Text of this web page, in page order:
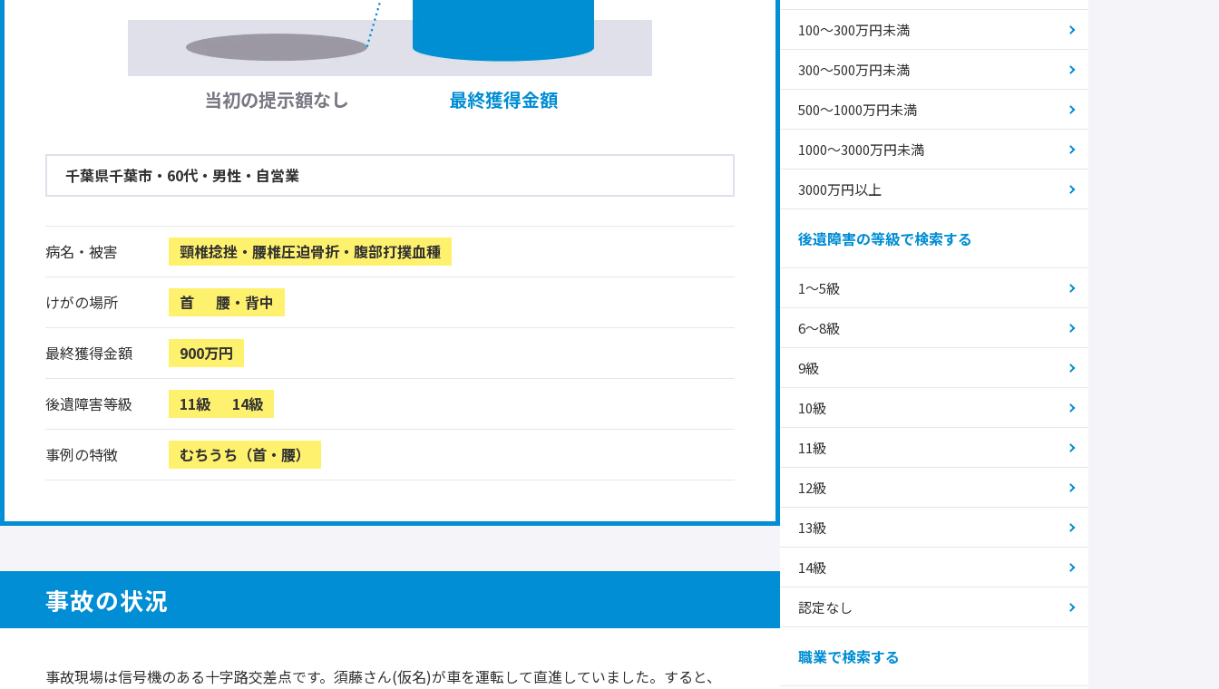
当初の提示額なし 最終獲得金額
千葉県千葉市・60代・男性・自営業
病名・被害 頸椎捻挫・腰椎圧迫骨折・腹部打撲血種
けがの場所 首 腰・背中
最終獲得金額 900万円
後遺障害等級 11級 14級
事例の特徴 むちうち（首・腰）
事故の状況
事故現場は信号機のある十字路交差点です。須藤さん(仮名)が車を運転して直進していました。すると、
100～300万円未満
300～500万円未満
500～1000万円未満
1000～3000万円未満
3000万円以上
後遺障害の等級で検索する
1～5級
6～8級
9級
10級
11級
12級
13級
14級
認定なし
職業で検索する